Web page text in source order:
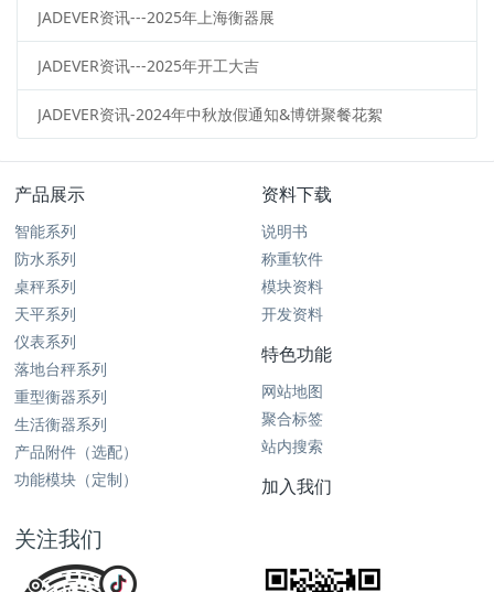
JADEVER资讯---2025年上海衡器展
JADEVER资讯---2025年开工大吉
JADEVER资讯-2024年中秋放假通知&博饼聚餐花絮
产品展示
智能系列
防水系列
桌秤系列
天平系列
仪表系列
落地台秤系列
重型衡器系列
生活衡器系列
产品附件（选配）
功能模块（定制）
资料下载
说明书
称重软件
模块资料
开发资料
特色功能
网站地图
聚合标签
站内搜索
加入我们
关注我们